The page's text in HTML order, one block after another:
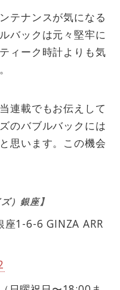
テナンスが気になる
バックは元々堅牢に
ィーク時計よりも気
連載でもお伝えして
のバブルバックには
思います。この機会
座1-6-6 GINZA ARR
）銀座】